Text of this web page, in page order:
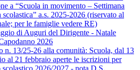
a “Scuola in movimento – Settimana
scolastica” a.s. 2025-2026 (riservato al
per le famiglie vedere RE)
di Auguri del Dirigente - Natale
2026
n. 13/25-26 alla comunità: Scuola, dal 13
al 21 febbraio aperte le iscrizioni per